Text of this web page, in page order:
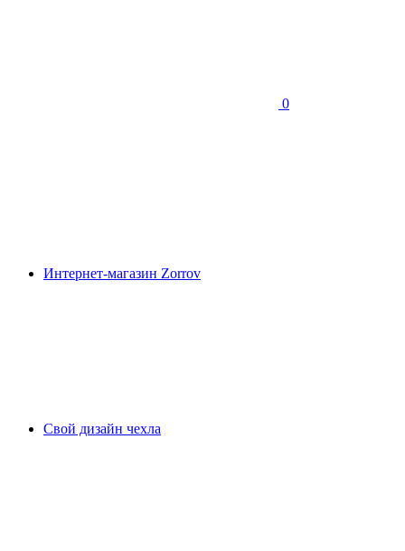
0
Интернет-магазин Zorrov
Свой дизайн чехла